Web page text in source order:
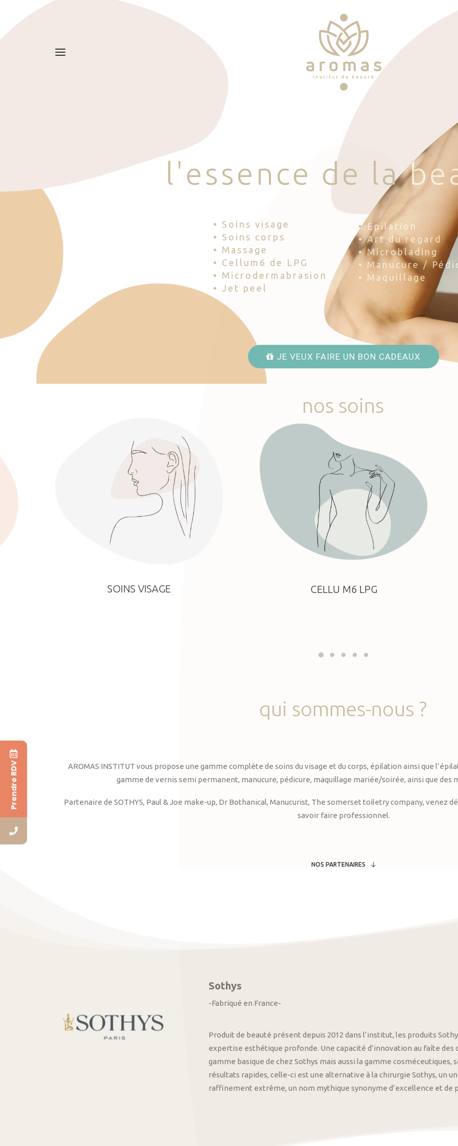
l 'esse nce d e la be
• Soins visage
• Soins corps
• Massage
• Cellum6 de LPG
• Microdermabrasion
• Jet peel
• Épilation
• Art du regard
• Microblading
• Manucure /
• Maquillage
JE VEUX FAIRE UN BON CADEAUX
nos soins
SOINS VISAGE CELLU M6 LPG
qui sommes-nous ?
AROMAS INSTITUT vous propose une gamme complète de soins du visage et du corps, épilation ainsi que
gamme de vernis semi permanent, manucure, pédicure, maquillage mariée/soirée, ainsi que des
Partenaire de SOTHYS, Paul & Joe make-up, Dr Bothanical, Manucurist, The somerset toiletry company, venez
savoir faire professionnel.
NOS PARTENAIRES
Sothys
-Fabriqué en France-
Produit de beauté présent depuis 2012 dans l’institut, les produits
expertise esthétique profonde. Une capacité d’innovation au faîte
gamme basique de chez Sothys mais aussi la gamme
résultats rapides, celle-ci est une alternative à la chirurgie Sothys, un
raffinement extrême, un nom mythique synonyme d’excellence et de
Prendre RDV